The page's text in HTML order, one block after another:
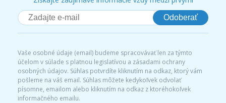
Odoberať
Vaše osobné údaje (email) budeme spracovávať len za týmto
účelom v súlade s platnou legislatívou a zásadami ochrany
osobných údajov. Súhlas potvrdíte kliknutím na odkaz, ktorý vám
pošleme na váš email. Súhlas môžete kedykoľvek odvolať
písomne, emailom alebo kliknutím na odkaz z ktoréhokoľvek
informačného emailu.